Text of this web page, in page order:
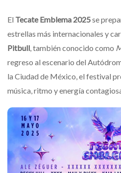
El Tecate Emblema 2025se
estrellas más internacionales y
Pitbull , también conocido como
regreso al escenario del
la Ciudad de México, el festival
música, ritmo y energía